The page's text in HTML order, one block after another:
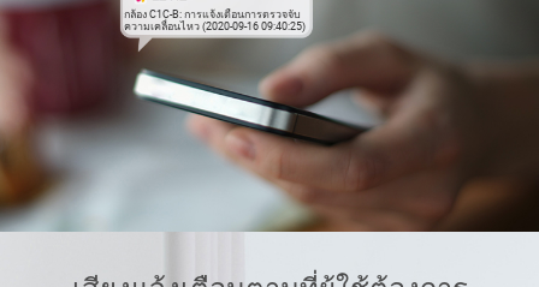
กล้อง C1C-B: การแจ้งเตือนการตรวจจับ
ความเคลื่อนไหว (2020-09-16 09:40:25)